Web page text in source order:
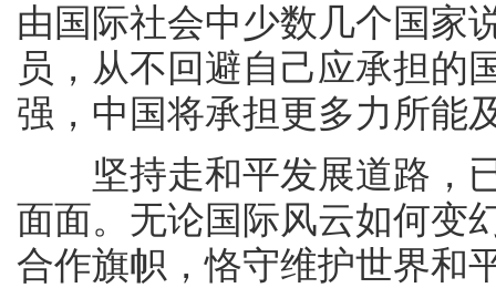
由国际社会中少数几个国家
员，从不回避自己应承担的
强，中国将承担更多力所能
坚持走和平发展道路，已
面面。无论国际风云如何变
合作旗帜，恪守维护世界和